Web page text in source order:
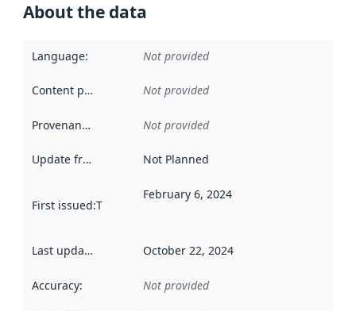
About the data
Language: Not provided
Content providers Not provided
Provenance Not provided
Update frequency Not Planned
First issued:This date indicates when the data in this
February 6, 2024
Last updated October 22, 2024
Accuracy: Not provided